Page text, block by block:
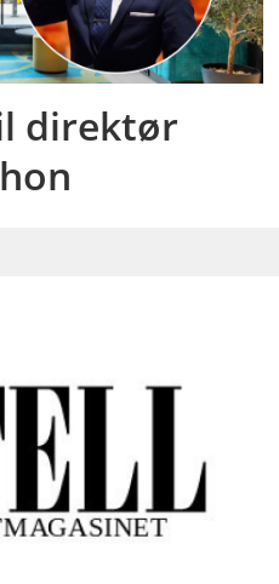
direktør